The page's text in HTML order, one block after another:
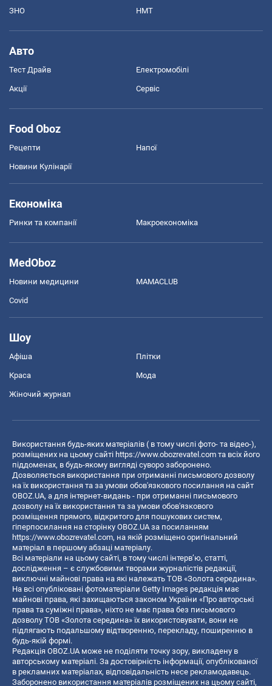
ЗНО НМТ
Авто
Тест Драйв Електромобілі
Акції Сервіс
Food Oboz
Рецепти Напої
Новини Кулінарії
Економіка
Ринки та компанії Макроекономіка
MedOboz
Новини медицини MAMACLUB
Covid
Шоу
Афіша Плітки
Краса Мода
Жіночий журнал
Використання будь-яких матеріалів ( в тому числі фото- та відео-),
розміщених на цьому сайті https://www.obozrevatel.com та всіх його
піддоменах, в будь-якому вигляді суворо заборонено.
Дозволяється використання при отриманні письмового дозволу
на їх використання та за умови обов'язкового посилання на сайт
OBOZ.UA, а для інтернет-видань - при отриманні письмового
дозволу на їх використання та за умови обов'язкового
розміщення прямого, відкритого для пошукових систем,
гіперпосилання на сторінку OBOZ.UA за посиланням
https://www.obozrevatel.com, на якій розміщено оригінальний
матеріал в першому абзаці матеріалу.
Всі матеріали на цьому сайті, в тому числі інтерв’ю, статті,
дослідження – є службовими творами журналістів редакції,
виключні майнові права на які належать ТОВ «Золота середина».
На всі опубліковані фотоматеріали Getty Images редакція має
майнові права, які захищаються законом України «Про авторські
права та суміжні права», ніхто не має права без письмового
дозволу ТОВ «Золота середина» їх використовувати, вони не
підлягають подальшому відтворенню, перекладу, поширенню в
будь-якій формі.
Редакція OBOZ.UA може не поділяти точку зору, викладену в
авторському матеріалі. За достовірність інформації, опублікованої
в рекламних матеріалах, відповідальність несе рекламодавець.
Заборонено використання матеріалів розміщених на цьому сайті,